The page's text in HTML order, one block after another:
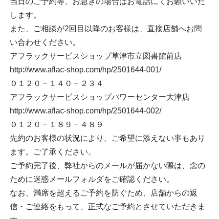
します。
また、ご相談が2回目以降のお客様は、直接店舗へお問
い合わせください。
アフラックサービスショップ草津市立図書館前店
http://www.aflac-shop.com/hp/2501644-001/
０１２０－１４０－２３４
アフラックサービスショップパワーセンター大津店
http://www.aflac-shop.com/hp/2501644-002/
０１２０－１８９－４８９
先約のお客様の状況により、ご希望に添えない事もあり
ます。ご了承ください。
ご予約完了後、弊社からのメールが届かない際は、念の
ために迷惑メールフォルダをご確認ください。
なお、満席を超えるご予約を防ぐため、店舗からの返
信・ご連絡をもって、正式なご予約とさせていただきま